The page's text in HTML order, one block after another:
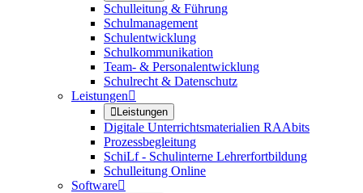
Schulleitung & Führung
Schulmanagement
Schulentwicklung
Schulkommunikation
Team- & Personalentwicklung
Schulrecht & Datenschutz
Leistungen
Leistungen
Digitale Unterrichtsmaterialien RAAbits
Prozessbegleitung
SchiLf - Schulinterne Lehrerfortbildung
Schulleitung Online
Software